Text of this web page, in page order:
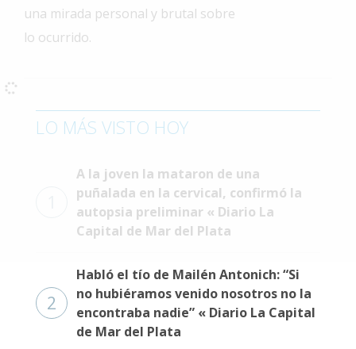
Deportes
Policiales
Clasificados
una mirada personal y brutal sobre
lo ocurrido.
LO MÁS VISTO HOY
A la joven la mataron de una
puñalada en la cervical, confirmó la
autopsia preliminar « Diario La
Capital de Mar del Plata
2
Habló el tío de Mailén Antonich: “Si
no hubiéramos venido nosotros no la
encontraba nadie” « Diario La Capital
de Mar del Plata